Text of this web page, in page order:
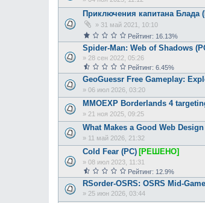
Приключения капитана Блада
» 31 май 2021, 10:10
Рейтинг: 16.13%
Spider-Man: Web of Shadows
» 28 сен 2022, 05:26
Рейтинг: 6.45%
GeoGuessr Free Gameplay:
» 06 июл 2026, 03:20
MMOEXP Borderlands 4
» 21 ноя 2025, 09:25
What Makes a Good Web
» 11 май 2026, 21:32
Cold Fear (PC) [РЕШЕНО]
» 08 июл 2023, 11:31
Рейтинг: 12.9%
RSorder-OSRS: OSRS Mid-
» 25 июн 2026, 03:44